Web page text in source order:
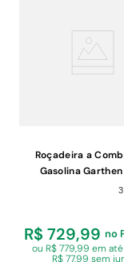
Roçadeira a
Gasolina
430N/42,7CC
3
R$ 729,99 no
ou R$ 779,99 em
R$ 77,99 sem